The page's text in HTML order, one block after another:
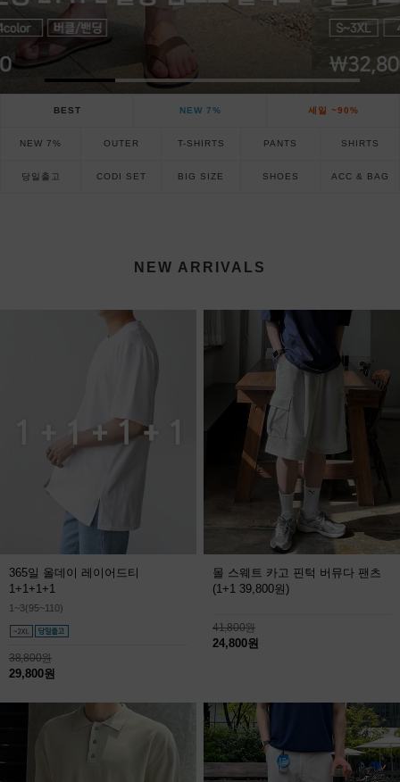
BEST NEW 7% 세일 ~90%
NEW 7% OUTER T-SHIRTS PANTS SHIRTS
당일출고 CODI SET BIG SIZE SHOES ACC & BAG
NEW ARRIVALS
365일 올데이 레이어드티
1+1+1+1
1~3(95~110)
38,800원
29,800원
몰 스웨트 카고 핀턱 버뮤다 팬츠
(1+1 39,800원)
41,800원
24,800원